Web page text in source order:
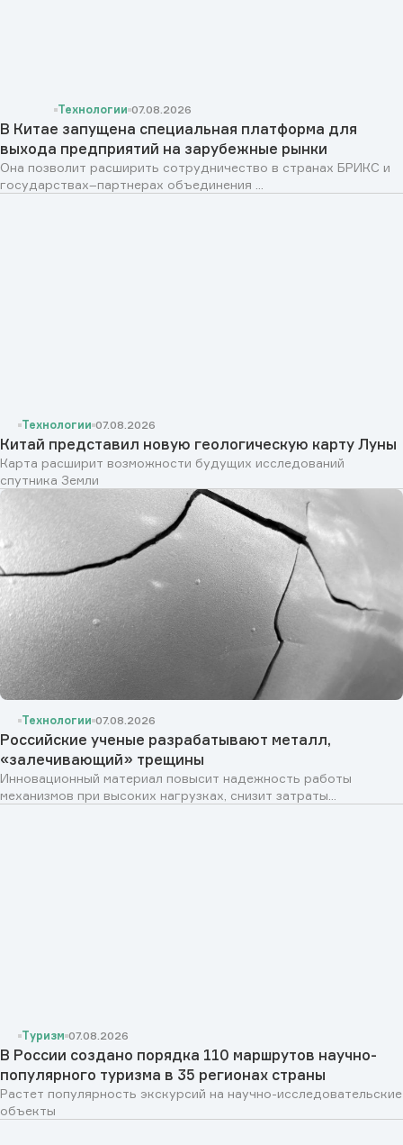
Технологии 07.08.2026
В Китае запущена специальная платформа для
выхода предприятий на зарубежные рынки
Она позволит расширить сотрудничество в странах БРИКС и
государствах–партнерах объединения ...
Технологии 07.08.2026
Китай представил новую геологическую карту Луны
Карта расширит возможности будущих исследований
спутника Земли
Технологии 07.08.2026
Российские ученые разрабатывают металл,
«залечивающий» трещины
Инновационный материал повысит надежность работы
механизмов при высоких нагрузках, снизит затраты...
Туризм 07.08.2026
В России создано порядка 110 маршрутов научно-
популярного туризма в 35 регионах страны
Растет популярность экскурсий на научно-исследовательские
объекты